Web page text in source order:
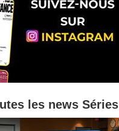
les news Séries